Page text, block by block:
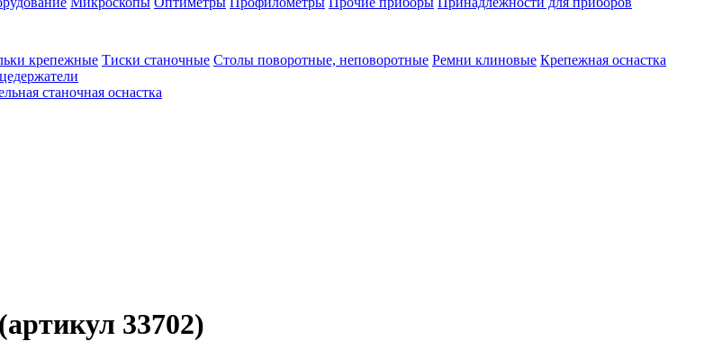
крепежные Тиски станочные Столы поворотные, неповоротные Ремни клиновые Крепежная оснастка
станочная оснастка
33702)